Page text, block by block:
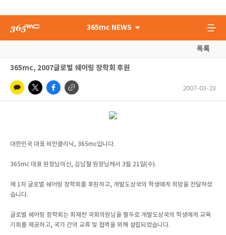
365mc NEWS
목록
365mc, 2007글로벌 쉐어링 장학회 후원
2007-03-23
대한민국 대표 비만클리닉, 365mc입니다.
365mc 대표 원장님이신, 김남철 원장님께서 3월 21일(수).
제 1차 글로벌 쉐어링 장학회를 후원하고, 개발도상국의 학생에게 희망을 전달하셨
습니다.
글로벌 쉐어링 장학회는 최재천 국회의원님을 필두로 개발도상국의 학생에게 교육
기회를 제공하고, 국가 간의 교류 및 협력을 위해 설립되었습니다.